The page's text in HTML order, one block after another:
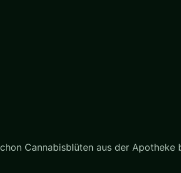
Cannabisblüten aus der